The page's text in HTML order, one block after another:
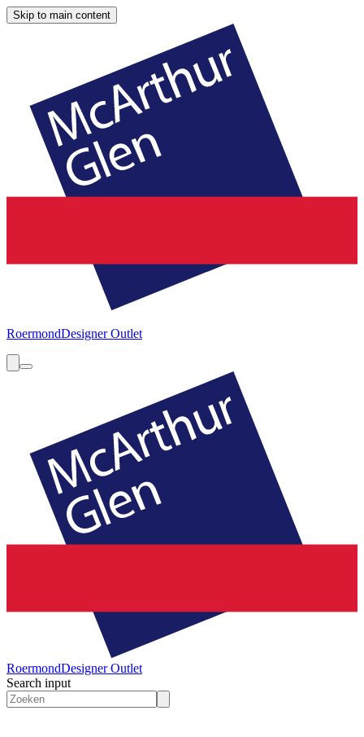
Skip to main content
RoermondDesigner Outlet
RoermondDesigner Outlet
Search input